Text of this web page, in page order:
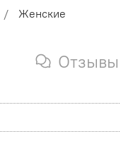
Женские
Отзывы